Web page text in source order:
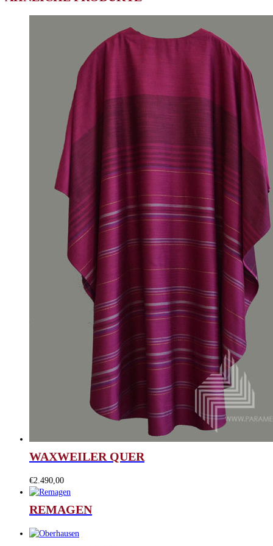
WAXWEILER QUER
€2.490,00
REMAGEN